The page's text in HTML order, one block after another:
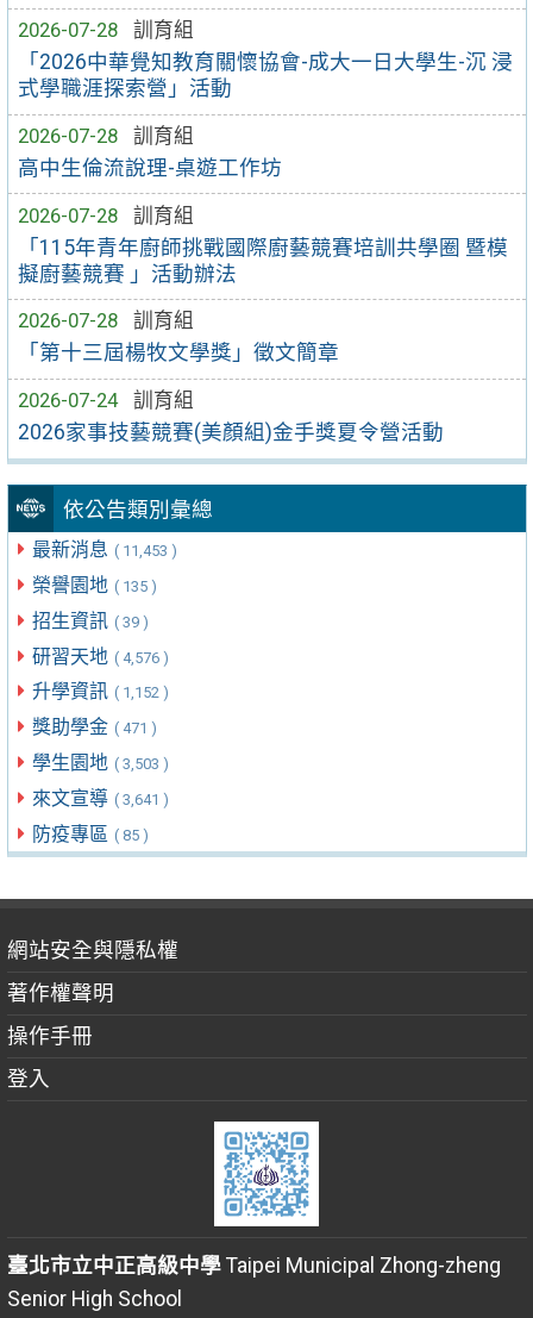
2026-07-28
訓育組
「2026中華覺知教育關懷協會-成大一日大學生-沉 浸
式學職涯探索營」活動
2026-07-28
訓育組
高中生倫流說理-桌遊工作坊
2026-07-28
訓育組
「115年青年廚師挑戰國際廚藝競賽培訓共學圈 暨模
擬廚藝競賽 」活動辦法
2026-07-28
訓育組
「第十三屆楊牧文學獎」徵文簡章
2026-07-24
訓育組
2026家事技藝競賽(美顏組)金手獎夏令營活動
依公告類別彙總
最新消息 ( 11,453 )
榮譽園地 ( 135 )
招生資訊 ( 39 )
研習天地 ( 4,576 )
升學資訊 ( 1,152 )
獎助學金 ( 471 )
學生園地 ( 3,503 )
來文宣導 ( 3,641 )
防疫專區 ( 85 )
網站安全與隱私權
著作權聲明
操作手冊
登入
臺北市立中正高級中學Taipei Municipal Zhong-zheng
Senior High School